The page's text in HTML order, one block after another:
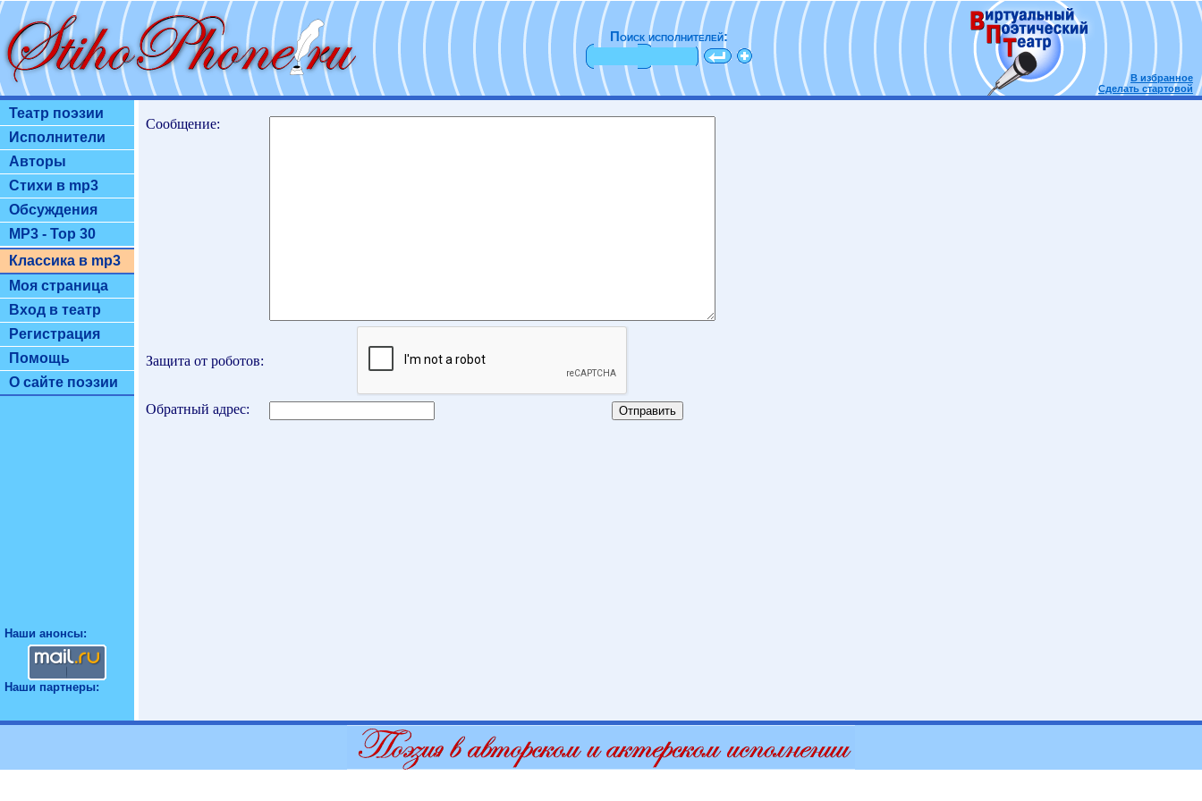
Поиск исполнителей:
В избранное
Сделать стартовой
Театр поэзии
Исполнители
Авторы
Стихи в mp3
Обсуждения
MP3 - Top 30
Классика в mp3
Моя страница
Вход в театр
Регистрация
Помощь
О сайте поэзии
Наши анонсы:
Наши партнеры:
Сообщение:
Защита от роботов:
Обратный адрес: